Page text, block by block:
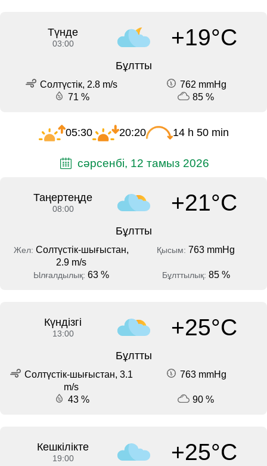
Түнде
03:00 +19°C
Бұлтты
Солтүстік, 2.8 m/s
762 mmHg
71 %
85 %
05:30 20:20 14 h 50 min
сәрсенбі, 12 тамыз 2026
Таңертеңде
08:00 +21°C
Бұлтты
Жел: Солтүстік-шығыстан,
2.9 m/s
Қысым: 763 mmHg
Ылғалдылық: 63 % Бұлттылық: 85 %
Күндізгі
13:00 +25°C
Бұлтты
Солтүстік-шығыстан, 3.1
m/s
763 mmHg
43 % 90 %
Кешкілікте
19:00 +25°C